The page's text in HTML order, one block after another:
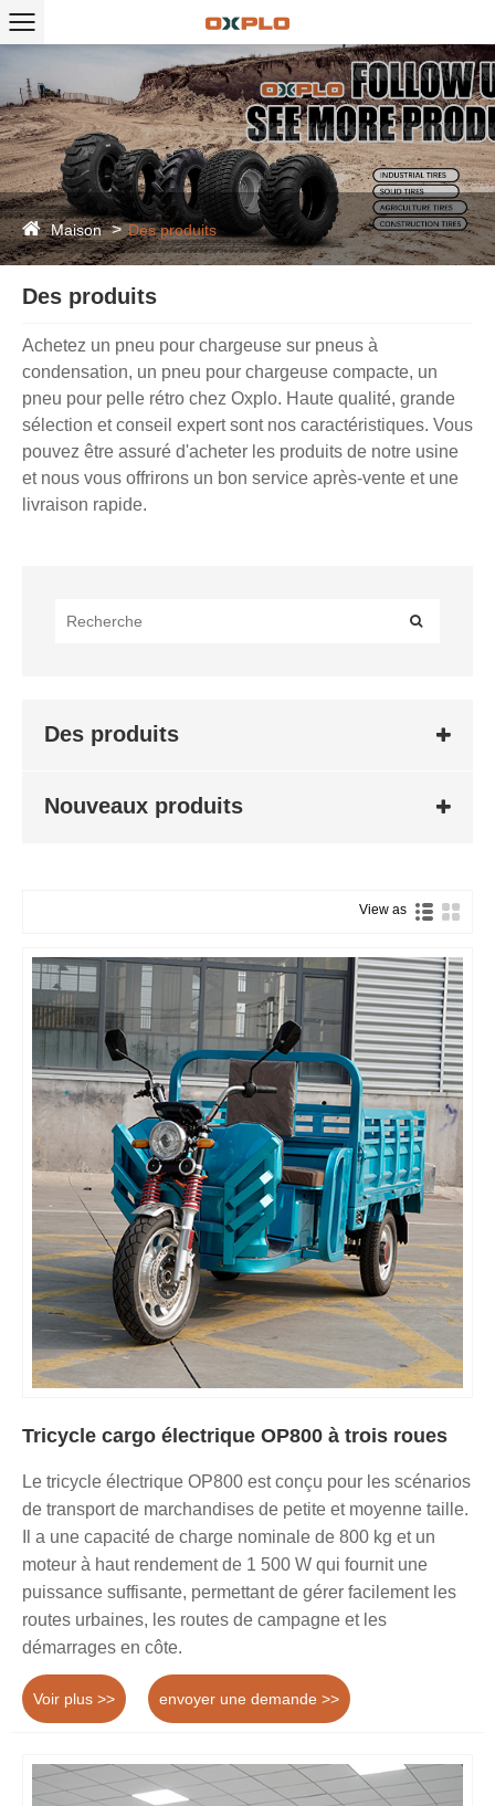
Maison Des produits
Des produits
Achetez un pneu pour chargeuse sur pneus à
condensation, un pneu pour chargeuse compacte, un
pneu pour pelle rétro chez Oxplo. Haute qualité, grande
sélection et conseil expert sont nos caractéristiques. Vous
pouvez être assuré d'acheter les produits de notre usine
et nous vous offrirons un bon service après-vente et une
livraison rapide.
Des produits
Nouveaux produits
View as
Tricycle cargo électrique OP800 à trois roues
Le tricycle électrique OP800 est conçu pour les scénarios
de transport de marchandises de petite et moyenne taille.
Il a une capacité de charge nominale de 800 kg et un
moteur à haut rendement de 1 500 W qui fournit une
puissance suffisante, permettant de gérer facilement les
routes urbaines, les routes de campagne et les
démarrages en côte.
Voir plus >> envoyer une demande >>